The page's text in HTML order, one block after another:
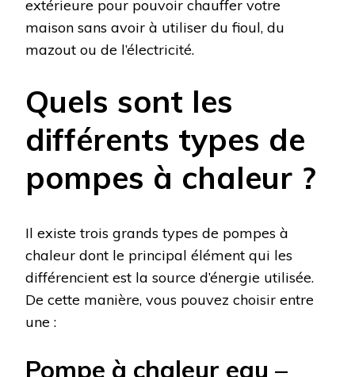
extérieure pour pouvoir chauffer votre
maison sans avoir à utiliser du fioul, du
mazout ou de l’électricité.
Quels sont les
différents types de
pompes à chaleur ?
Il existe trois grands types de pompes à
chaleur dont le principal élément qui les
différencient est la source d’énergie utilisée.
De cette manière, vous pouvez choisir entre
une :
Pompe à chaleur eau –